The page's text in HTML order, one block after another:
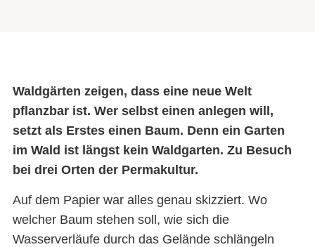
Waldgärten zeigen, dass eine neue Welt
pflanzbar ist. Wer selbst einen anlegen will,
setzt als Erstes einen Baum. Denn ein Garten
im Wald ist längst kein Waldgarten. Zu Besuch
bei drei Orten der Permakultur.
Auf dem Papier war alles genau skizziert. Wo
welcher Baum stehen soll, wie sich die
Wasserverläufe durch das Gelände schlängeln